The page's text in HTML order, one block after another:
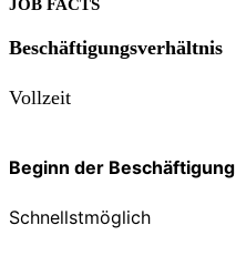
JOB FACTS
Beschäftigungsverhältnis
Vollzeit
Beginn der Beschäftigung
Schnellstmöglich